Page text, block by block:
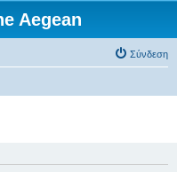
Aegean
Σύνδεση